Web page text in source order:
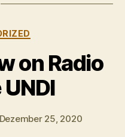
on Radio
Dezember 25, 2020